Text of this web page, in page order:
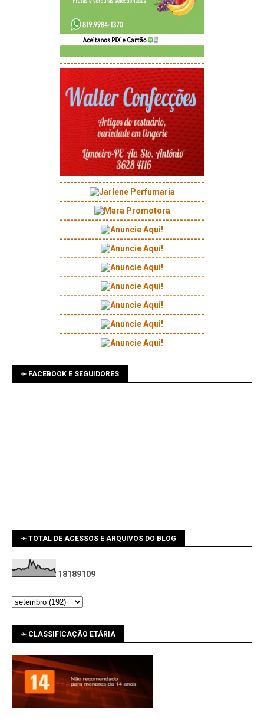
-----------------------------------------
-----------------------------------------
-----------------------------------------
-----------------------------------------
-----------------------------------------
-----------------------------------------
-----------------------------------------
-----------------------------------------
-----------------------------------------
-----------------------------------------
➛ FACEBOOK E SEGUIDORES
➛ TOTAL DE ACESSOS E ARQUIVOS DO BLOG
18189109
➛ CLASSIFICAÇÃO ETÁRIA